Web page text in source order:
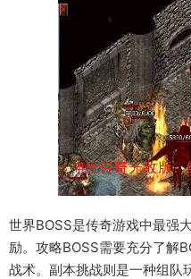
世界BOSS是传奇游戏中最强
励。攻略BOSS需要充分了解
战术。副本挑战则是一种组队